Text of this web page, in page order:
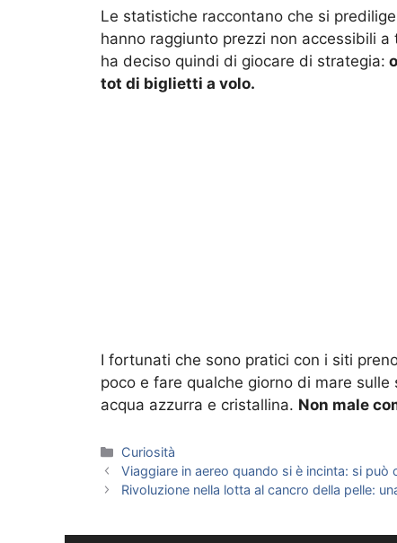
Le statistiche raccontano che si
hanno raggiunto prezzi non accessibili
ha deciso quindi di giocare di strategia:
tot di biglietti a volo.
I fortunati che sono pratici con i siti
poco e fare qualche giorno di mare
acqua azzurra e cristallina. Non male
Categorie
Curiosità
Viaggiare in aereo quando si è incinta: si può
Rivoluzione nella lotta al cancro della pelle: